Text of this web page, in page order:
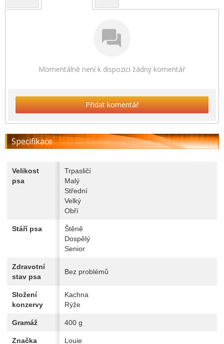
Momentálně není k dispozici žádný komentář
Přidat komentář
Specifikace
Velikost
psa
Trpasličí
Malý
Střední
Velký
Obří
Stáří psa
Štěně
Dospělý
Senior
Zdravotní
stav psa
Bez problémů
Složení
konzervy
Kachna
Rýže
Gramáž 400 g
Značka Louie